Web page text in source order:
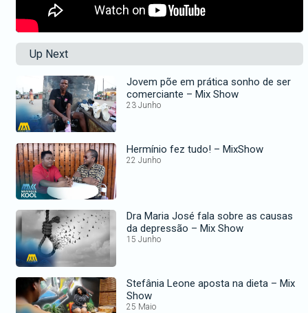
Up Next
Jovem põe em prática sonho de ser
comerciante – Mix Show
23 Junho
Hermínio fez tudo! – MixShow
22 Junho
Dra Maria José fala sobre as causas
da depressão – Mix Show
15 Junho
Stefânia Leone aposta na dieta – Mix
Show
25 Maio